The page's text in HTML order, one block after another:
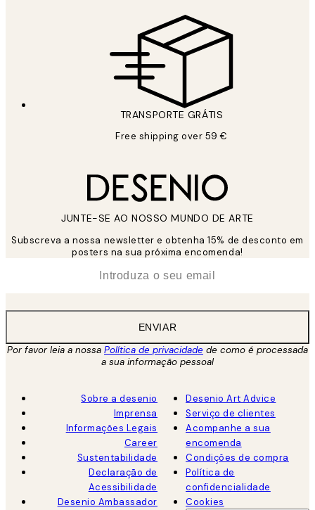
TRANSPORTE GRÁTIS
Free shipping over 59 €
JUNTE-SE AO NOSSO MUNDO DE ARTE
Subscreva a nossa newsletter e obtenha 15% de desconto em
posters na sua próxima encomenda!
ENVIAR
Por favor leia a nossa Política de privacidade de como é processada
a sua informação pessoal
Sobre a desenio
Imprensa
Informações Legais
Career
Sustentabilidade
Declaração de
Acessibilidade
Desenio Ambassador
Desenio Art Advice
Serviço de clientes
Acompanhe a sua
encomenda
Condições de compra
Política de
confidencialidade
Cookies